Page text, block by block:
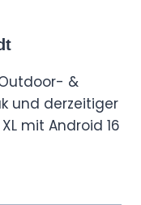
&
und derzeitiger
mit Android 16